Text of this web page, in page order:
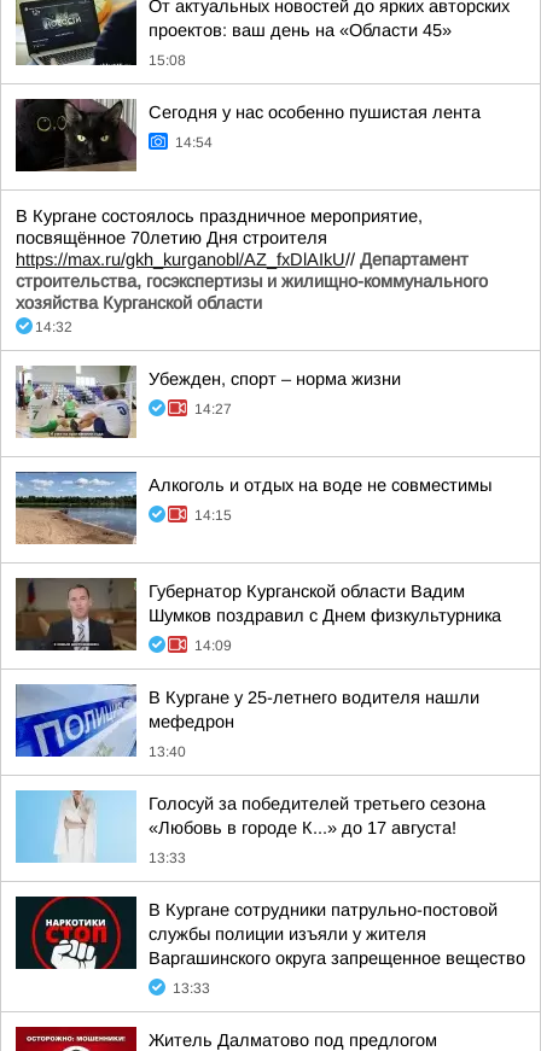
От актуальных новостей до ярких авторских
проектов: ваш день на «Области 45»
15:08
Сегодня у нас особенно пушистая лента
14:54
В Кургане состоялось праздничное мероприятие,
посвящённое 70летию Дня строителя
https://max.ru/gkh_kurganobl/AZ_fxDlAIkU// Департамент
строительства, госэкспертизы и жилищно-коммунального
хозяйства Курганской области
14:32
Убежден, спорт – норма жизни
14:27
Алкоголь и отдых на воде не совместимы
14:15
Губернатор Курганской области Вадим
Шумков поздравил с Днем физкультурника
14:09
В Кургане у 25-летнего водителя нашли
мефедрон
13:40
Голосуй за победителей третьего сезона
«Любовь в городе К...» до 17 августа!
13:33
В Кургане сотрудники патрульно-постовой
службы полиции изъяли у жителя
Варгашинского округа запрещенное вещество
13:33
Житель Далматово под предлогом